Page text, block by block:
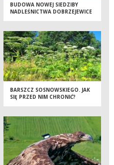
BUDOWA NOWEJ SIEDZIBY
NADLEŚNICTWA DOBRZEJEWICE
BARSZCZ SOSNOWSKIEGO. JAK
SIĘ PRZED NIM CHRONIĆ?